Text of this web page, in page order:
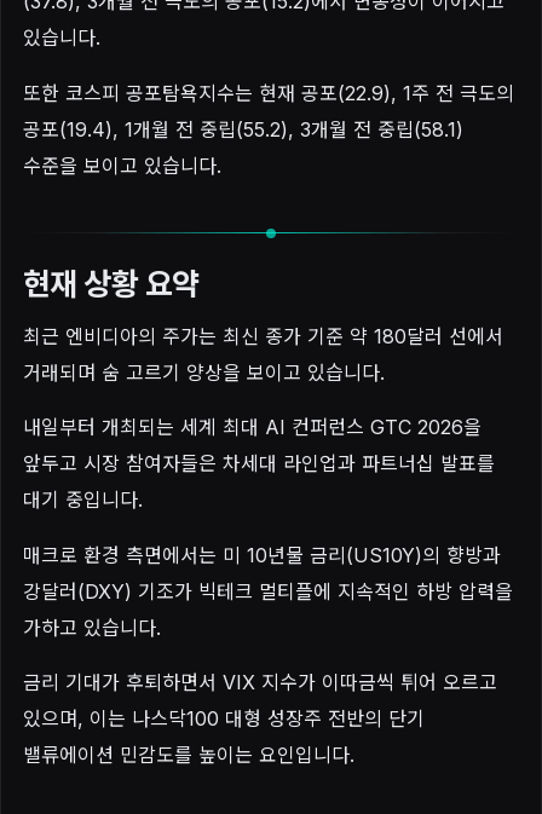
있습니다.
또한 코스피 공포탐욕지수는 현재 공포(22.9), 1주 전 극도의
공포(19.4), 1개월 전 중립(55.2), 3개월 전 중립(58.1)
수준을 보이고 있습니다.
현재 상황 요약
최근 엔비디아의 주가는 최신 종가 기준 약 180달러 선에서
거래되며 숨 고르기 양상을 보이고 있습니다.
내일부터 개최되는 세계 최대 AI 컨퍼런스 GTC 2026을
앞두고 시장 참여자들은 차세대 라인업과 파트너십 발표를
대기 중입니다.
매크로 환경 측면에서는 미 10년물 금리(US10Y)의 향방과
강달러(DXY) 기조가 빅테크 멀티플에 지속적인 하방 압력을
가하고 있습니다.
금리 기대가 후퇴하면서 VIX 지수가 이따금씩 튀어 오르고
있으며, 이는 나스닥100 대형 성장주 전반의 단기
밸류에이션 민감도를 높이는 요인입니다.